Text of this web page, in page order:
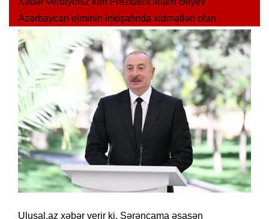
Azərbaycan elminin inkişafında xidmətləri olan
şəxslərin təltif edilməsi haqqında Sərəncam imzalayıb.
Ulusal.az xəbər verir ki, Sərəncama əsasən